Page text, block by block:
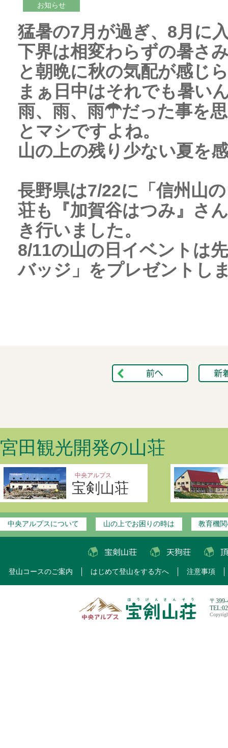
お知らせ
猛暑の7月が過ぎ、8月に
下界は相変わらずの暑さ
と朝晩に秋の気配が感じ
まぁ日中はそれでも暑い
雨、雨、雨☂だった事を
とマシですよね。
山の上の残り少ない夏を
長野県は7/22に「信州山
荘も『加賀谷はつみ』さ
き行いました。
8/11の山の日イベントは
バッジ」をプレゼントし
宮田観光開発の山荘
中央アルプス
宝剣山荘
中央アルプスについて 山の上でお困りの時は 教育機
登山コースのご案内 はじめて登山をする方へ 注意事項
〒